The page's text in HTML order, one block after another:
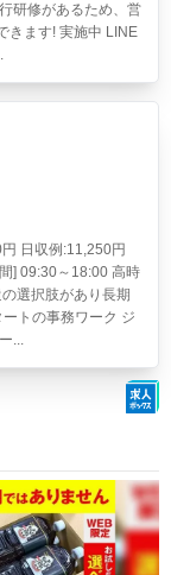
研修があるため、営
きます! 実施中 LINE
日収例:11,250円
] 09:30～18:00 高時
選択肢があり長期
トの事務ワーク ジ
...